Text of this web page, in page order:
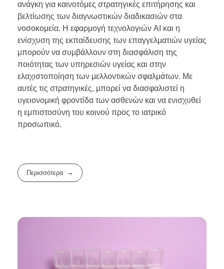
ανάγκη για καινοτόμες στρατηγικές επιτήρησης και
βελτίωσης των διαγνωστικών διαδικασιών στα
νοσοκομεία. Η εφαρμογή τεχνολογιών AI και η
ενίσχυση της εκπαίδευσης των επαγγελματιών υγείας
μπορούν να συμβάλλουν στη διασφάλιση της
ποιότητας των υπηρεσιών υγείας και στην
ελαχιστοποίηση των μελλοντικών σφαλμάτων. Με
αυτές τις στρατηγικές, μπορεί να διασφαλιστεί η
υγειονομική φροντίδα των ασθενών και να ενισχυθεί
η εμπιστοσύνη του κοινού προς το ιατρικό
προσωπικό.
Περισσότερα